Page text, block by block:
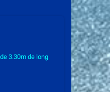
3.30m de long